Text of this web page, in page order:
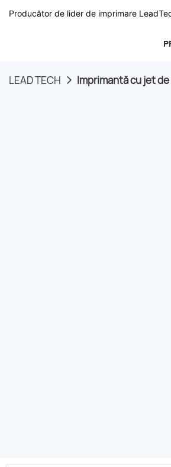
Producător de lider de imprimare
LEAD TECH Imprimantă cu jet